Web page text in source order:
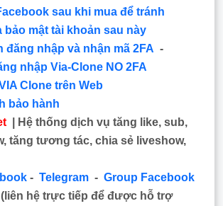
sau khi mua để tránh
bảo mật tài khoản sau này
đăng nhập và nhận mã 2FA -
nhập Via-Clone NO 2FA
Clone trên Web
bảo hành
| Hệ thống dịch vụ tăng like, sub,
tăng tương tác, chia sẻ liveshow,
- Telegram - Group Facebook
(liên hệ trực tiếp để được hỗ trợ